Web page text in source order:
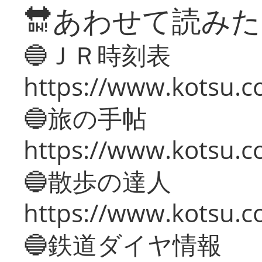
🔛あわせて読み
🔵ＪＲ時刻表
https://
🔵旅の手帖
https://
🔵散歩の達人
https://
🔵鉄道ダイヤ情報